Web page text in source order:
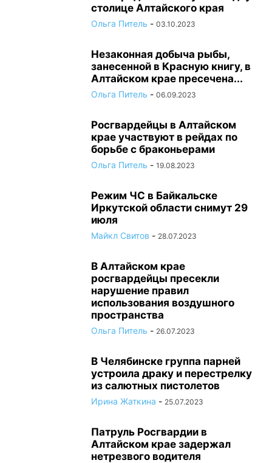
столице Алтайского края
Ольга Питель - 03.10.2023
Незаконная добыча рыбы,
занесенной в Красную книгу, в
Алтайском крае пресечена...
Ольга Питель - 06.09.2023
Росгвардейцы в Алтайском
крае участвуют в рейдах по
борьбе с браконьерами
Ольга Питель - 19.08.2023
Режим ЧС в Байкальске
Иркутской области снимут 29
июля
Майкл Свитов - 28.07.2023
В Алтайском крае
росгвардейцы пресекли
нарушение правил
использования воздушного
пространства
Ольга Питель - 26.07.2023
В Челябинске группа парней
устроила драку и перестрелку
из салютных пистолетов
Ирина Жаткина - 25.07.2023
Патруль Росгвардии в
Алтайском крае задержал
нетрезвого водителя